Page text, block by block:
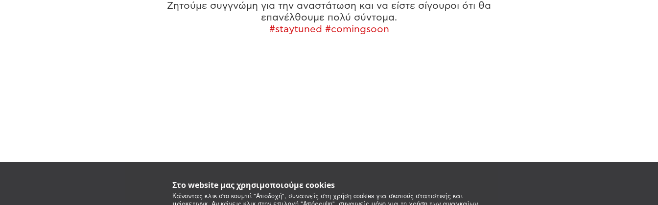
Στο website μας χρησιμοποιούμε cookies
Κάνοντας κλικ στο κουμπί "Αποδοχή", συναινείς στη χρήση cookies για σκοπούς στατιστικής και
Ζητούμε συγγνώμη για την αναστάτωση και να είστε σίγουροι ότι θα
επανέλθουμε πολύ σύντομα.
#staytuned #comingsoon